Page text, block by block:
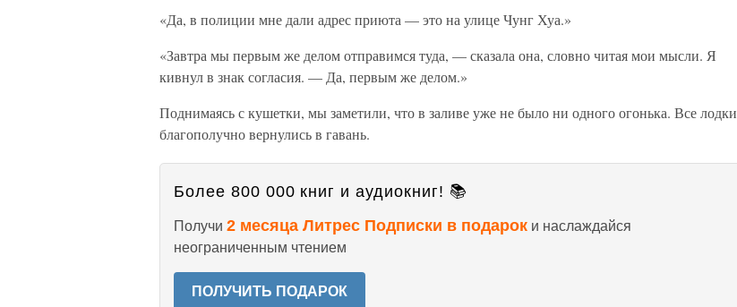
«Да, в полиции мне дали адрес приюта — это на улице Чунг Хуа.»
«Завтра мы первым же делом отправимся туда, — сказала она, словно читая мои мысли. Я
кивнул в знак согласия. — Да, первым же делом.»
Поднимаясь с кушетки, мы заметили, что в заливе уже не было ни одного огонька. Все лодки
благополучно вернулись в гавань.
Более 800 000 книг и аудиокниг! 📚
Получи 2 месяца Литрес Подписки в подарок и наслаждайся
неограниченным чтением
ПОЛУЧИТЬ ПОДАРОК